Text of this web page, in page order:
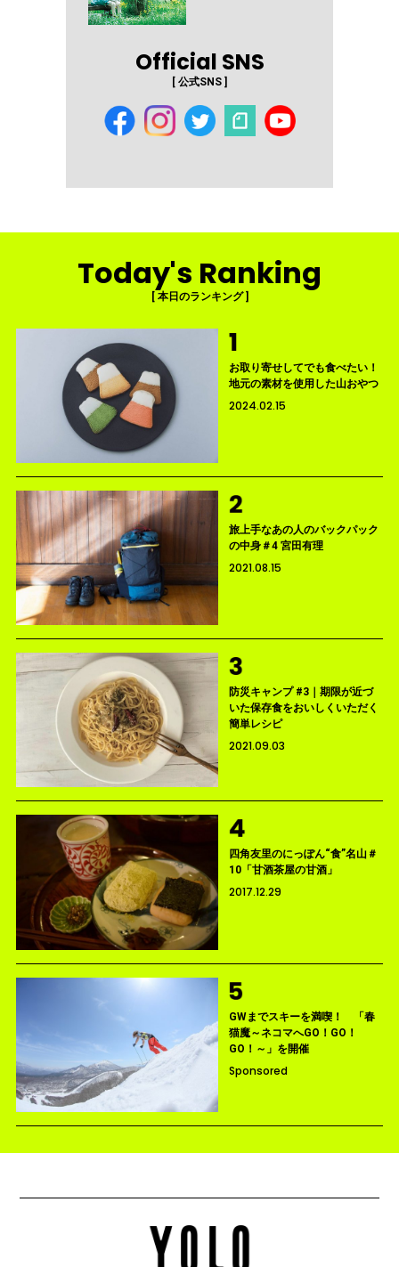
Official SNS
[ 公式SNS ]
Today's Ranking
[ 本日のランキング ]
お取り寄せしてでも食べたい！
地元の素材を使用した山おやつ
2024.02.15
旅上手なあの人のバックパック
の中身＃4 宮田有理
2021.08.15
防災キャンプ #3｜期限が近づ
いた保存食をおいしくいただく
簡単レシピ
2021.09.03
四角友里のにっぽん“食”名山＃
10「甘酒茶屋の甘酒」
2017.12.29
GWまでスキーを満喫！ 「春
猫魔～ネコマへGO！GO！
GO！～」を開催
Sponsored